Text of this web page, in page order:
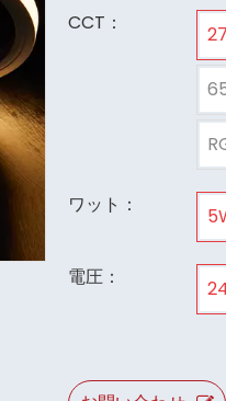
CCT：
ワット：
電圧：